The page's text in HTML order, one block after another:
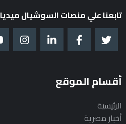
تابعنا علي منصات السوشيال ميديا
أقسام الموقع
الرئيسية
أخبار مصرية